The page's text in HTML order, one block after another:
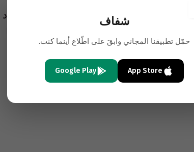
وصفاء عقل المرحوم الشيخ أبو محمد جواد
كانت المصالحة وستبقى الى الأبد، أما
للصراصير لنجدتها”.
شفاف
حمّل تطبيقنا المجاني وابقَ على اطّلاع أينما كنت.
App Store
Google Play